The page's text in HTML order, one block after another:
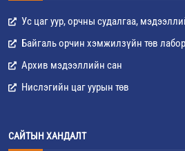
Ус цаг уур, орчны судалгаа,
Байгаль орчин хэмжилзүйн төв
Архив мэдээллийн сан
Нислэгийн цаг уурын төв
САЙТЫН ХАНДАЛТ